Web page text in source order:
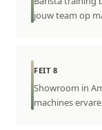
jouw team op
FEIT 8
Showroom in
machines